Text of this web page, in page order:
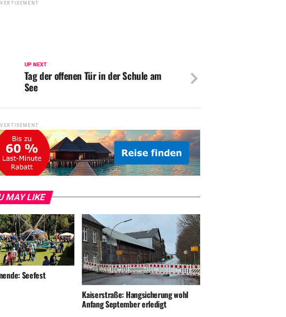
UP NEXT
Tag der offenen Tür in der Schule am
See
MAY LIKE
Seefest
Kaiserstraße: Hangsicherung wohl
Anfang September erledigt